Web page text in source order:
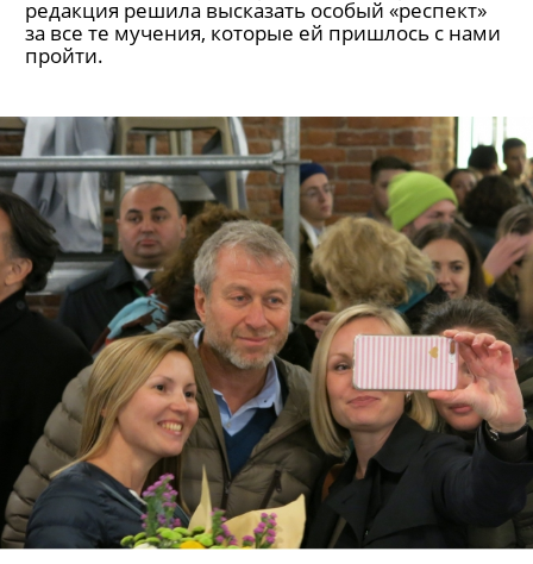
редакция решила высказать особый «респект»
за все те мучения, которые ей пришлось с нами
пройти.